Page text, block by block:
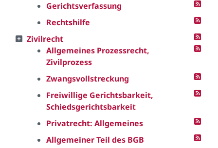
Gerichtsverfassung
Rechtshilfe
Zivilrecht
Allgemeines Prozessrecht,
Zivilprozess
Zwangsvollstreckung
Freiwillige Gerichtsbarkeit,
Schiedsgerichtsbarkeit
Privatrecht: Allgemeines
Allgemeiner Teil des BGB